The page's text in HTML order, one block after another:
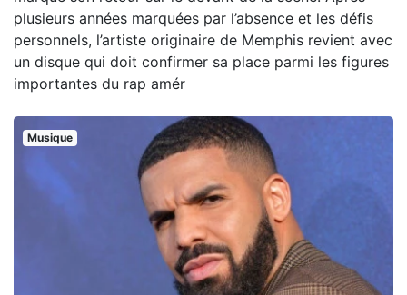
plusieurs années marquées par l’absence et les défis
personnels, l’artiste originaire de Memphis revient avec
un disque qui doit confirmer sa place parmi les figures
importantes du rap amér
Musique